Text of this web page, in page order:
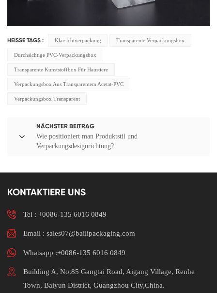
HEISSE TAGS : Klarsichtverpackung Transparente Verpackungsbox
Durchsichtige PVC-Verpackungsbox
Transparente Kunststoffbox Für Haustiere
Verpackungsbox Aus Transparentem Acetat-PVC
Verpackungsbox Transparent
NÄCHSTER BEITRAG
Wie positioniert man Produktstil und
Verpackungsdesignrichtung?
KONTAKTIERE UNS
Tel : +0086-135 6016 0849
Email : sales07@bailipackaging.com
Whatsapp :+0086-135 6016 0849
Building A, No.85 Gangtai Road, Aigang Village, Renhe
Town, Baiyun District, Guangzhou City,China.